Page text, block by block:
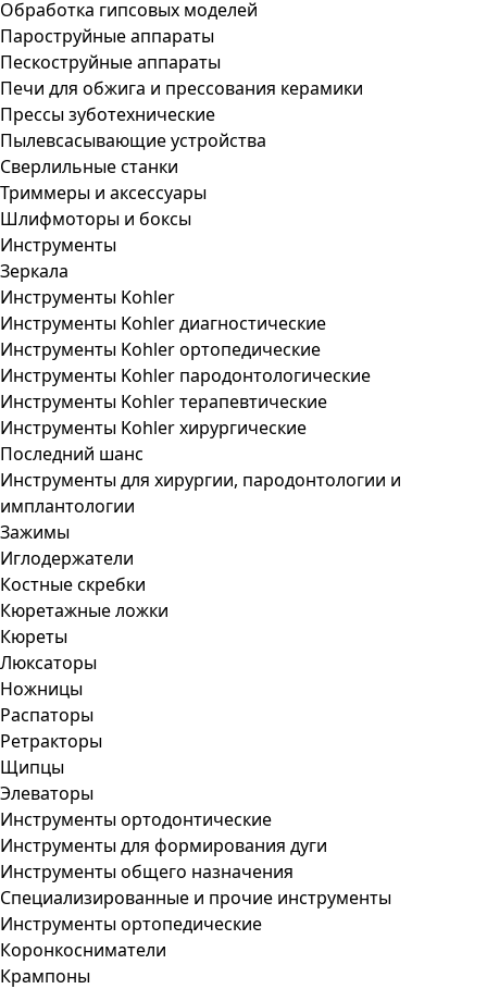
Обработка гипсовых моделей
Пароструйные аппараты
Пескоструйные аппараты
Печи для обжига и прессования керамики
Прессы зуботехнические
Пылевсасывающие устройства
Сверлильные станки
Триммеры и аксессуары
Шлифмоторы и боксы
Инструменты
Зеркала
Инструменты Kohler
Инструменты Kohler диагностические
Инструменты Kohler ортопедические
Инструменты Kohler пародонтологические
Инструменты Kohler терапевтические
Инструменты Kohler хирургические
Последний шанс
Инструменты для хирургии, пародонтологии и
имплантологии
Зажимы
Иглодержатели
Костные скребки
Кюретажные ложки
Кюреты
Люксаторы
Ножницы
Распаторы
Ретракторы
Щипцы
Элеваторы
Инструменты ортодонтические
Инструменты для формирования дуги
Инструменты общего назначения
Специализированные и прочие инструменты
Инструменты ортопедические
Коронкосниматели
Крампоны